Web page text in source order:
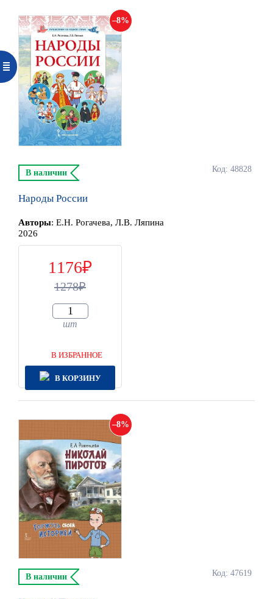
8
Код: 48828
В наличии
Народы России
Авторы: Е.Н. Рогачева, Л.В. Ляпина
2026
1176
1278
шт
В ИЗБРАННОЕ
В КОРЗИНУ
8
Код: 47619
В наличии